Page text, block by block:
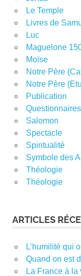
Le Temple
Livres de
Luc
Maguelone
Moïse
Notre Père
Notre Père
Publication
Questionnaires
Salomon
Spectacle
Spiritualité
Symbole des
Théologie
Théologie
ARTICLES
L’humilité qui
Quand on est
La France à la